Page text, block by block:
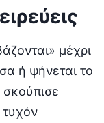
μέχρι
ή ψήνεται το
τυχόν